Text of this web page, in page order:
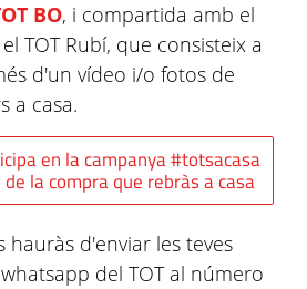
BO, i compartida amb el
TOT Rubí, que consisteix a
d'un vídeo i/o fotos de
a casa.
en la campanya #totsacasa
la compra que rebràs a casa
hauràs d'enviar les teves
del TOT al número